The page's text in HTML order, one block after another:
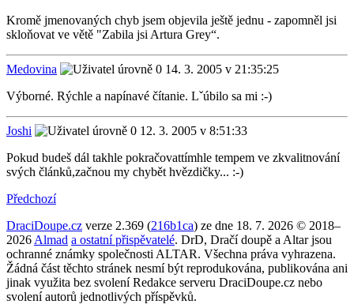
Kromě jmenovaných chyb jsem objevila ještě jednu - zapomněl jsi
skloňovat ve větě "Zabila jsi Artura Grey“.
Medovina
14. 3. 2005 v 21:35:25
Výborné. Rýchle a napínavé čítanie. Lˇúbilo sa mi :-)
Joshi
12. 3. 2005 v 8:51:33
Pokud budeš dál takhle pokračovattímhle tempem ve zkvalitnování
svých článků,začnou my chybět hvězdičky... :-)
Předchozí
DraciDoupe.cz verze 2.369 (216b1ca) ze dne 18. 7. 2026 © 2018–
2026 Almad a ostatní přispěvatelé. DrD, Dračí doupě a Altar jsou
ochranné známky společnosti ALTAR. Všechna práva vyhrazena.
Žádná část těchto stránek nesmí být reprodukována, publikována ani
jinak využita bez svolení Redakce serveru DraciDoupe.cz nebo
svolení autorů jednotlivých příspěvků.